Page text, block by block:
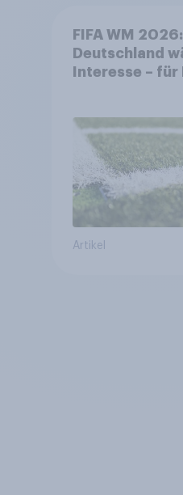
FIFA WM
Deutschland
Interesse –
Artikel